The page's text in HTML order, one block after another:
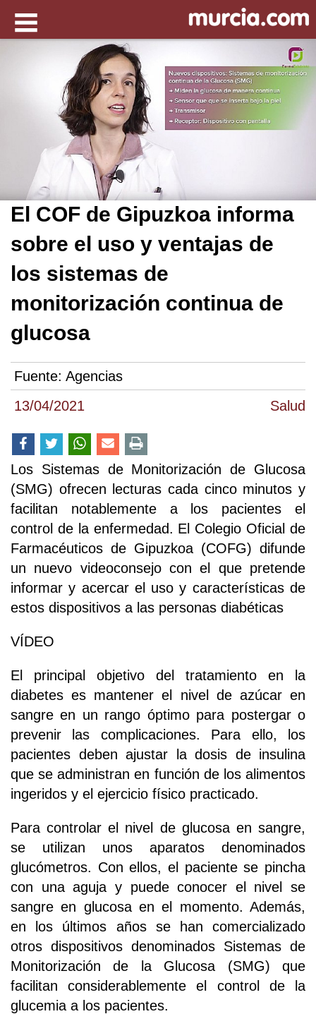
13/04/2021 Salud
El COF de Gipuzkoa informa
sobre el uso y ventajas de
los sistemas de
monitorización continua de
glucosa
Fuente: Agencias
Los Sistemas de Monitorización de Glucosa
(SMG) ofrecen lecturas cada cinco minutos y
facilitan notablemente a los pacientes el
control de la enfermedad. El Colegio Oficial de
Farmacéuticos de Gipuzkoa (COFG) difunde
un nuevo videoconsejo con el que pretende
informar y acercar el uso y características de
estos dispositivos a las personas diabéticas
VÍDEO
El principal objetivo del tratamiento en la
diabetes es mantener el nivel de azúcar en
sangre en un rango óptimo para postergar o
prevenir las complicaciones. Para ello, los
pacientes deben ajustar la dosis de insulina
que se administran en función de los alimentos
ingeridos y el ejercicio físico practicado.
Para controlar el nivel de glucosa en sangre,
se utilizan unos aparatos denominados
glucómetros. Con ellos, el paciente se pincha
con una aguja y puede conocer el nivel se
sangre en glucosa en el momento. Además,
en los últimos años se han comercializado
otros dispositivos denominados Sistemas de
Monitorización de la Glucosa (SMG) que
facilitan considerablemente el control de la
glucemia a los pacientes.